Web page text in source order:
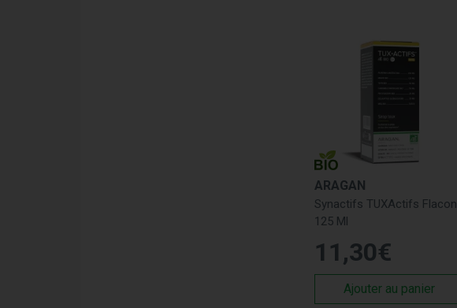
ARAGAN
Synactifs TUXActifs Flacon
125 Ml
11 ,30€
Ajouter au panier